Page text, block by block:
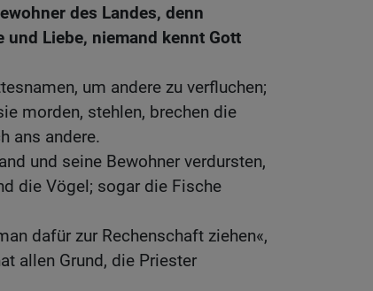
des Landes, denn
und Liebe, niemand kennt Gott
um andere zu verfluchen;
morden, stehlen, brechen die
ans andere.
und seine Bewohner verdursten,
die Vögel; sogar die Fische
dafür zur Rechenschaft ziehen«,
allen Grund, die Priester